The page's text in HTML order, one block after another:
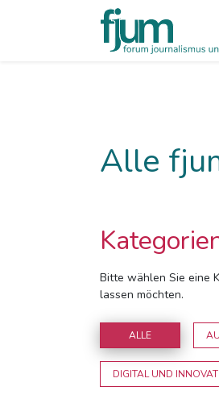
Alle
Bitte wählen Sie eine
lassen möchten.
ALLE
DIGITAL UND